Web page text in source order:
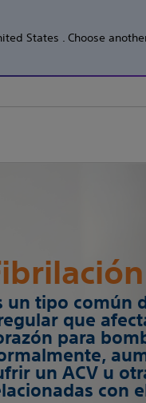
States . Choose
un tipo común
que
para
un ACV u
con